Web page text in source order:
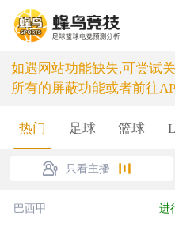
如遇网站功能缺失,可尝试
所有的屏蔽功能或者前往
热门 足球 篮球
只看主播
巴西甲 进